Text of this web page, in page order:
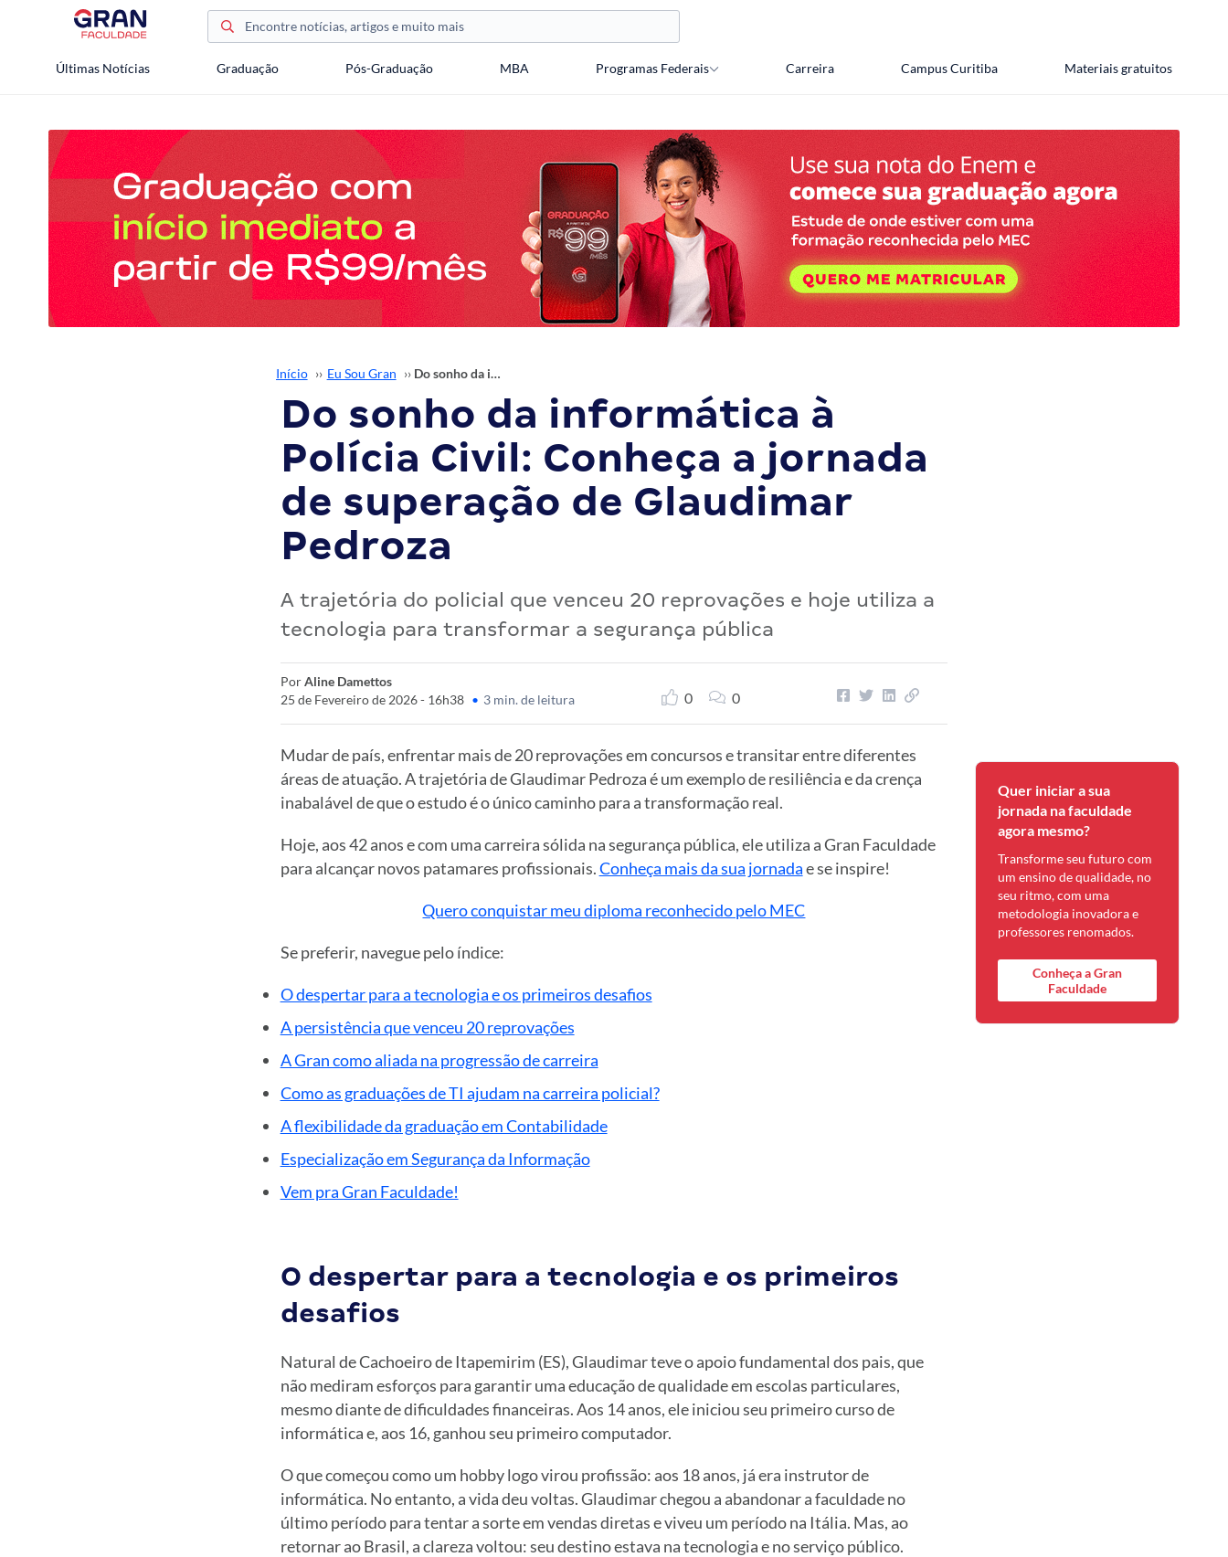
Últimas Notícias Graduação Pós-Graduação MBA Programas Federais Carreira Campus Curitiba Materiais gratuitos
Início ›› Eu Sou Gran ›› Do sonho da informática à Polícia Civil: Conheça a jornada de superação de Glaudimar Pedroza
Do sonho da informática à
Polícia Civil: Conheça a jornada
de superação de Glaudimar
Pedroza
A trajetória do policial que venceu 20 reprovações e hoje utiliza a
tecnologia para transformar a segurança pública
PorAline Damettos
25 de Fevereiro de 2026 - 16h38 • 3 min. de leitura 0 0
Mudar de país, enfrentar mais de 20 reprovações em concursos e transitar entre diferentes
áreas de atuação. A trajetória de Glaudimar Pedroza é um exemplo de resiliência e da crença
inabalável de que o estudo é o único caminho para a transformação real.
Hoje, aos 42 anos e com uma carreira sólida na segurança pública, ele utiliza a Gran Faculdade
para alcançar novos patamares profissionais.Conheça mais da sua jornadae se inspire!
Quero conquistar meu diploma reconhecido pelo MEC
Se preferir, navegue pelo índice:
O despertar para a tecnologia e os primeiros desafios
A persistência que venceu 20 reprovações
A Gran como aliada na progressão de carreira
Como as graduações de TI ajudam na carreira policial?
A flexibilidade da graduação em Contabilidade
Especialização em Segurança da Informação
Vem pra Gran Faculdade!
O despertar para a tecnologia e os primeiros
desafios
Natural de Cachoeiro de Itapemirim (ES), Glaudimar teve o apoio fundamental dos pais, que
não mediram esforços para garantir uma educação de qualidade em escolas particulares,
mesmo diante de dificuldades financeiras. Aos 14 anos, ele iniciou seu primeiro curso de
informática e, aos 16, ganhou seu primeiro computador.
O que começou como um hobby logo virou profissão: aos 18 anos, já era instrutor de
informática. No entanto, a vida deu voltas. Glaudimar chegou a abandonar a faculdade no
último período para tentar a sorte em vendas diretas e viveu um período na Itália. Mas, ao
retornar ao Brasil, a clareza voltou: seu destino estava na tecnologia e no serviço público.
Quer iniciar a sua
jornada na faculdade
agora mesmo?
Transforme seu futuro com
um ensino de qualidade, no
seu ritmo, com uma
metodologia inovadora e
professores renomados.
Conheça a Gran
Faculdade